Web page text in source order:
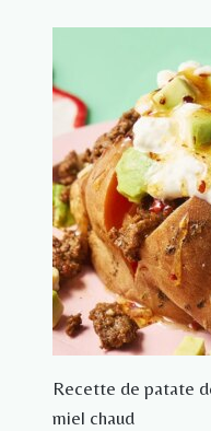
Recette de patate
miel chaud